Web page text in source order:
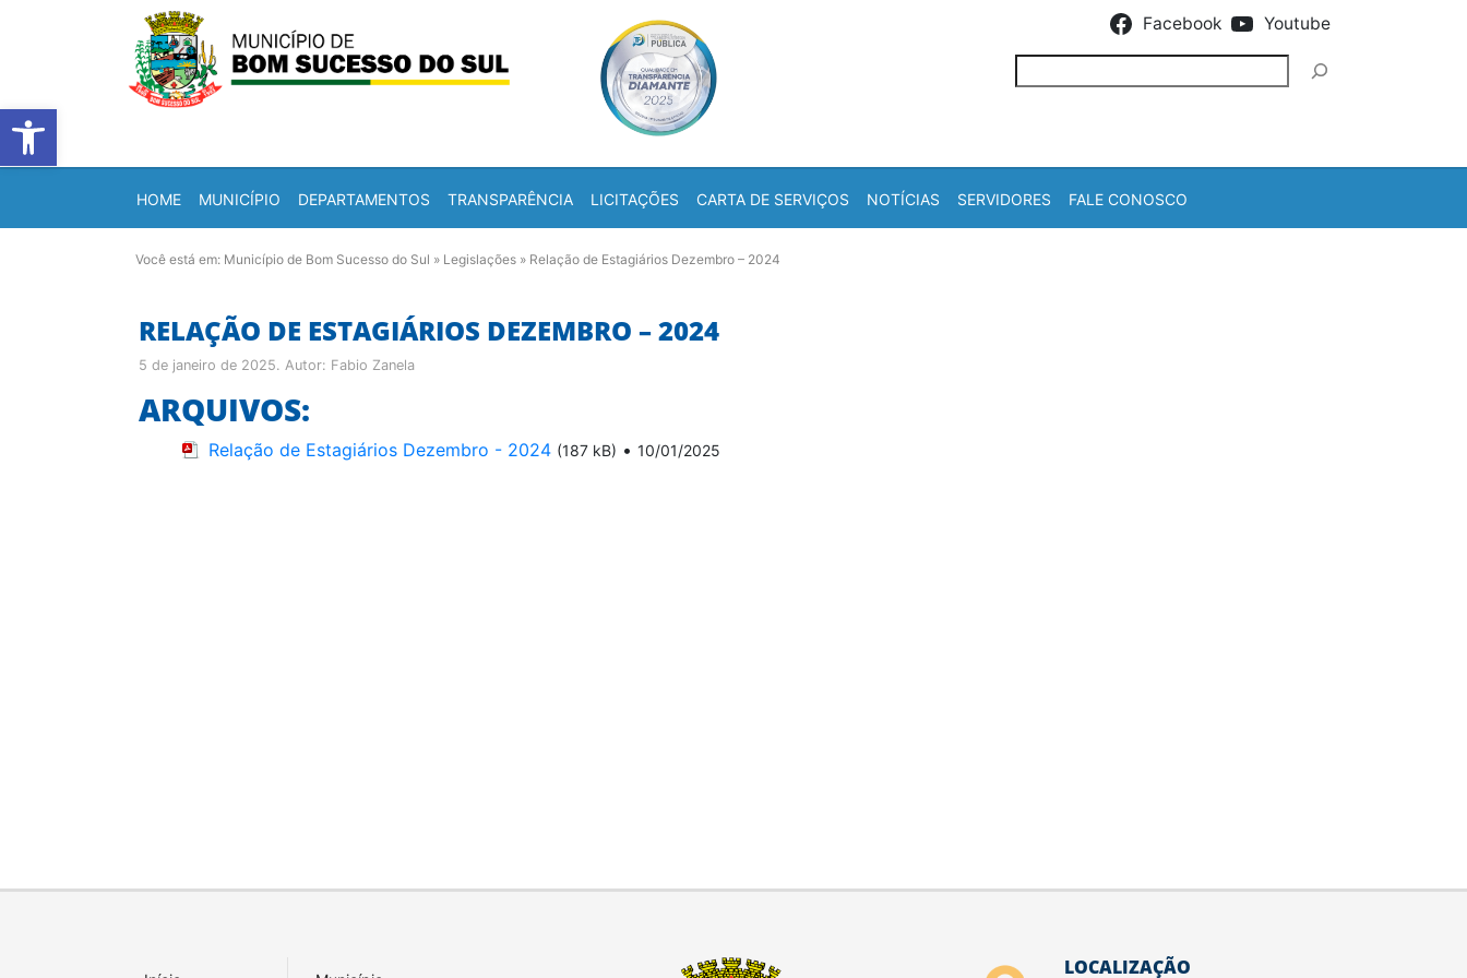
Barra de Ferramentas Aberta
Facebook Youtube
HOME MUNICÍPIO DEPARTAMENTOS TRANSPARÊNCIA LICITAÇÕES CARTA DE SERVIÇOS NOTÍCIAS SERVIDORES FALE CONOSCO
Você está em: Município de Bom Sucesso do Sul » Legislações » Relação de Estagiários Dezembro – 2024
RELAÇÃO DE ESTAGIÁRIOS DEZEMBRO – 2024
5 de janeiro de 2025. Autor: Fabio Zanela
ARQUIVOS:
Relação de Estagiários Dezembro - 2024 (187 kB) • 10/01/2025
LOCALIZAÇÃO